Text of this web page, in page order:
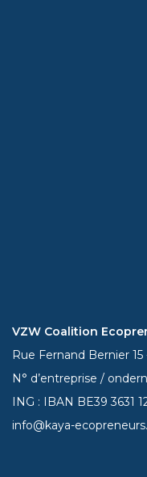
VZW Coalition
Rue Fernand Bernier
N° d’entreprise /
ING : IBAN BE393631
info@kaya-